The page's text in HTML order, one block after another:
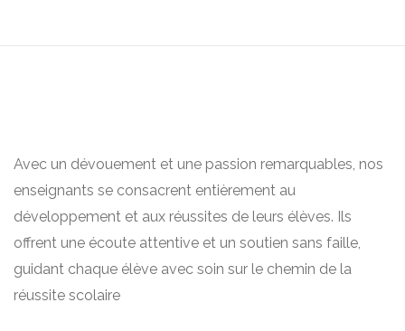
Avec un dévouement et une passion remarquables, nos
enseignants se consacrent entièrement au
développement et aux réussites de leurs élèves. Ils
offrent une écoute attentive et un soutien sans faille,
guidant chaque élève avec soin sur le chemin de la
réussite scolaire